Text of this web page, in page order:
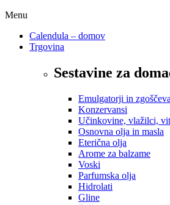
Menu
Calendula – domov
Trgovina
Sestavine za
Emulgatorji in
Konzervansi
Učinkovine, vlažilci,
Osnovna olja in masla
Eterična olja
Arome za balzame
Voski
Parfumska olja
Hidrolati
Gline